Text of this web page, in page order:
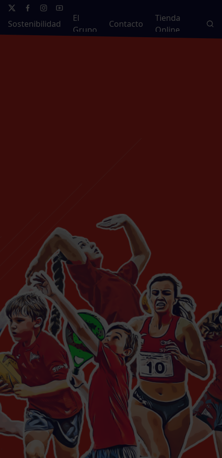
Sostenibilidad
El
Grupo
Contacto
Tienda
Online